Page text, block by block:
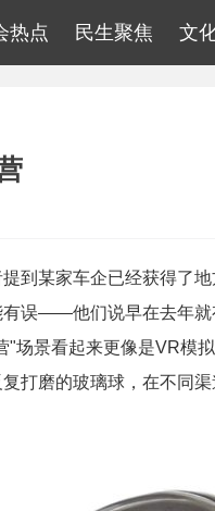
热点 民生聚焦 文
到某家车企已经获得了
误——他们说早在去年
场景看起来更像是VR模
打磨的玻璃球，在不同渠